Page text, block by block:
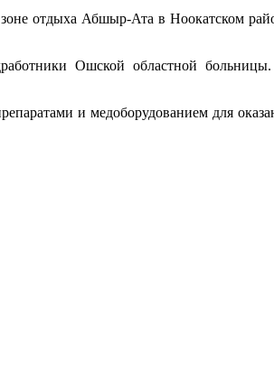
отдыха Абшыр-Ата в Ноокатском
Ошской областной
и медоборудованием для